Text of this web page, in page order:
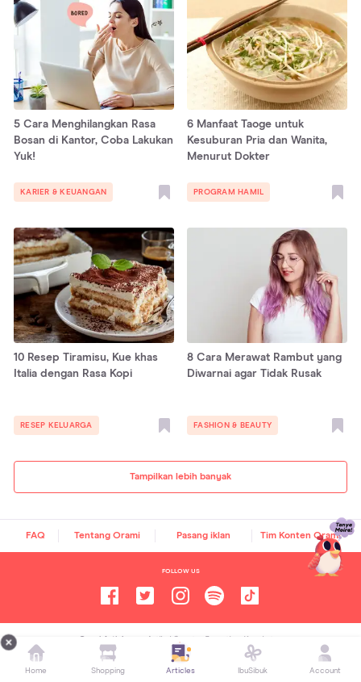
Tampilkan lebih banyak
5 Cara Menghilangkan Rasa
Bosan di Kantor, Coba Lakukan
Yuk!
KARIER & KEUANGAN
6 Manfaat Taoge untuk
Kesuburan Pria dan Wanita,
Menurut Dokter
PROGRAM HAMIL
10 Resep Tiramisu, Kue khas
Italia dengan Rasa Kopi
RESEP KELUARGA
8 Cara Merawat Rambut yang
Diwarnai agar Tidak Rusak
FASHION & BEAUTY
FAQ Tentang Orami Pasang iklan Tim Konten Orami
FOLLOW US
Orami Articles —
Artikel Seputar Parenting, Kesehatan,
Gaya Hidup dan Hiburan
Copyright © Orami. All rights reserved.
Home Shopping Articles IbuSibuk Account